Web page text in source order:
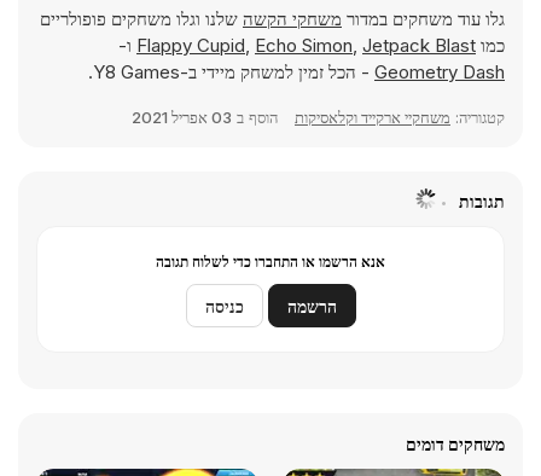
גלו עוד משחקים במדור משחקי הקשה שלנו וגלו משחקים פופולריים
כמו
Flappy Cupid, Echo Simon, Jetpack Blast
ו-
Geometry Dash - הכל זמין למשחק מיידי ב-Y8 Games.
קטגוריה: משחקיי ארקייד וקלאסיקות הוסף ב 03 אפריל 2021
תגובות
אנא הרשמו או התחברו כדי לשלוח תגובה
הרשמה כניסה
משחקים דומים